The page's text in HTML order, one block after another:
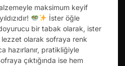
maksimum keyif
İster öğle
bir tabak olarak, ister
olarak sofraya renk
hazırlanır, pratikliğiyle
çıktığında ise hem